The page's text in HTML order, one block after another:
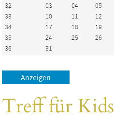
32
03 04 05
33
10 11 12
34
17 18 19
35
24 25 26
36
31
Treff für Kids